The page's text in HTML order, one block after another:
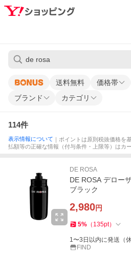
送料無料 価格帯
ブランド カテゴリ
114件
表示情報について ｜ポイントは原則税抜価格を
払額等の正確な情報（付与条件・上限等）はカ
DE ROSA
DE ROSA デロー
ブラック
2,980円
5% （ 135pt）
1〜3日以内に発送（
FIND